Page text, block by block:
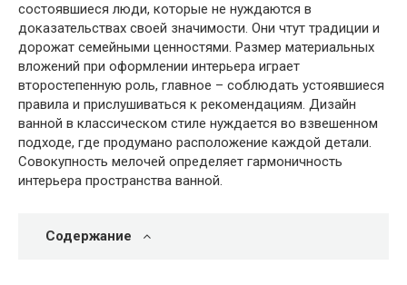
состоявшиеся люди, которые не нуждаются в
доказательствах своей значимости. Они чтут традиции и
дорожат семейными ценностями. Размер материальных
вложений при оформлении интерьера играет
второстепенную роль, главное – соблюдать устоявшиеся
правила и прислушиваться к рекомендациям. Дизайн
ванной в классическом стиле нуждается во взвешенном
подходе, где продумано расположение каждой детали.
Совокупность мелочей определяет гармоничность
интерьера пространства ванной.
Содержание